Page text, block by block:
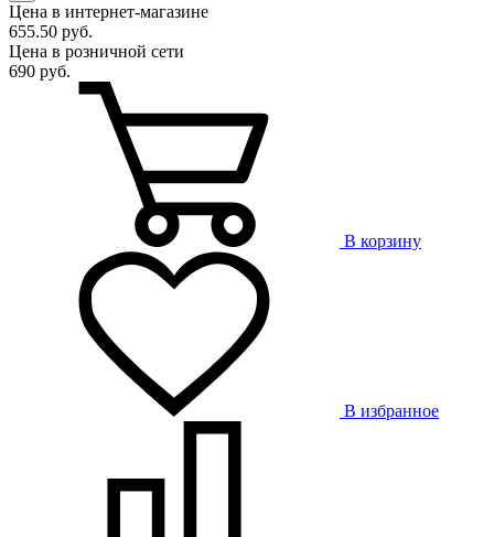
Цена в интернет-магазине
655.50 руб.
Цена в розничной сети
690 руб.
В корзину
В избранное